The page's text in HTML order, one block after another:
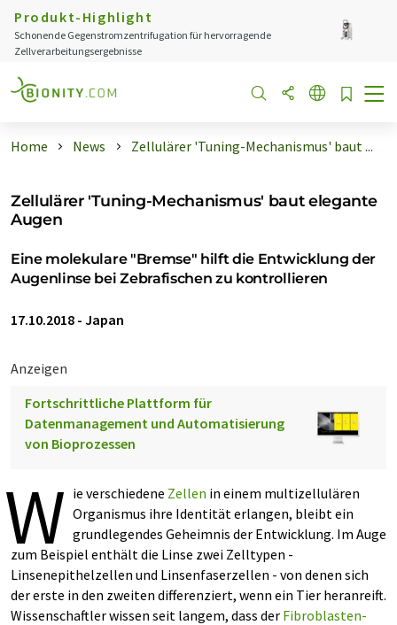
Produkt-Highlight
Schonende Gegenstromzentrifugation für hervorragende
Zellverarbeitungsergebnisse
Home News Zellulärer 'Tuning-Mechanismus' baut ...
Zellulärer 'Tuning-Mechanismus' baut elegante
Augen
Eine molekulare "Bremse" hilft die Entwicklung der
Augenlinse bei Zebrafischen zu kontrollieren
17.10.2018 - Japan
Anzeigen
Fortschrittliche Plattform für
Datenmanagement und Automatisierung
von Bioprozessen
W ie verschiedene Zellen in einem multizellulären
Organismus ihre Identität erlangen, bleibt ein
grundlegendes Geheimnis der Entwicklung. Im Auge
zum Beispiel enthält die Linse zwei Zelltypen -
Linsenepithelzellen und Linsenfaserzellen - von denen sich
der erste in den zweiten differenziert, wenn ein Tier heranreift.
Wissenschaftler wissen seit langem, dass der Fibroblasten-